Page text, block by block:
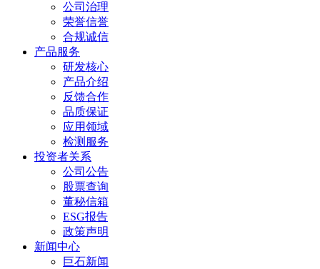
公司治理
荣誉信誉
合规诚信
产品服务
研发核心
产品介绍
反馈合作
品质保证
应用领域
检测服务
投资者关系
公司公告
股票查询
董秘信箱
ESG报告
政策声明
新闻中心
巨石新闻